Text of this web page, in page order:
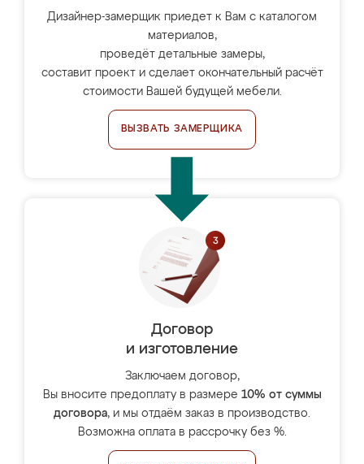
Дизайнер-замерщик приедет к Вам с каталогом
материалов,
проведёт детальные замеры,
составит проект и сделает окончательный расчёт
стоимости Вашей будущей мебели.
ВЫЗВАТЬ ЗАМЕРЩИКА
Договор
и изготовление
Заключаем договор,
Вы вносите предоплату в размере 10% от суммы
договора, и мы отдаём заказ в производство.
Возможна оплата в рассрочку без %.